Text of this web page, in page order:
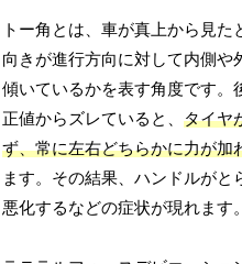
トー角とは、車が真上から見た
向きが進行方向に対して内側や
傾いているかを表す角度です。
正値からズレていると、タイヤ
ず、常に左右どちらかに力が加
ます。その結果、ハンドルがと
悪化するなどの症状が現れます。